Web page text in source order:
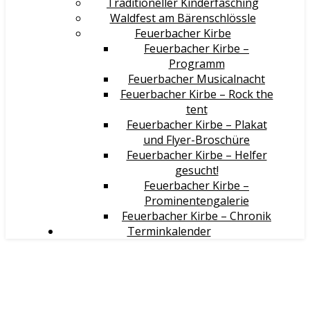
Waldfest am Bärenschlössle
Feuerbacher Kirbe
Feuerbacher Kirbe –
Programm
Feuerbacher Musicalnacht
Feuerbacher Kirbe – Rock the
tent
Feuerbacher Kirbe – Plakat
und Flyer-Broschüre
Feuerbacher Kirbe – Helfer
gesucht!
Feuerbacher Kirbe –
Prominentengalerie
Feuerbacher Kirbe – Chronik
Terminkalender